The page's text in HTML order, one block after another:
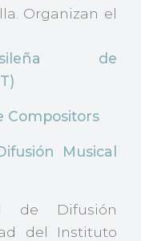
Organizan el
de
Compositors
Musical
de Difusión
del Instituto